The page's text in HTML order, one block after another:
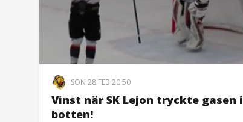
SÖN 28 FEB 20:50
Vinst när SK Lejon tryckte gasen i
botten!